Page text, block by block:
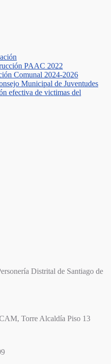
PAAC 2022
Comunal 2024-2026
Municipal de Juventudes
efectiva de victimas del
Distrital de Santiago de
Torre Alcaldía Piso 13